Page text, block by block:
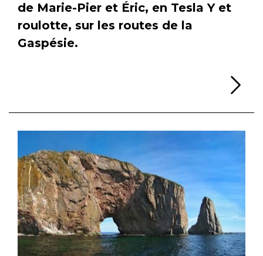
de Marie-Pier et Éric, en Tesla Y et
roulotte, sur les routes de la
Gaspésie.